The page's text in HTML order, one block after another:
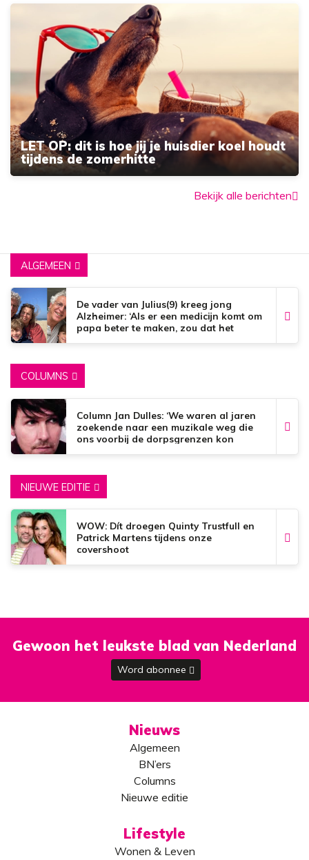
LET OP: dit is hoe jij je huisdier koel houdt
tijdens de zomerhitte
Bekijk alle berichten
ALGEMEEN
De vader van Julius(9) kreeg jong
Alzheimer: ‘Als er een medicijn komt om
papa beter te maken, zou dat het
COLUMNS
Column Jan Dulles: ‘We waren al jaren
zoekende naar een muzikale weg die
ons voorbij de dorpsgrenzen kon
NIEUWE EDITIE
WOW: Dít droegen Quinty Trustfull en
Patrick Martens tijdens onze
covershoot
Gewoon het leukste blad van Nederland
Word abonnee
Nieuws
Algemeen
BN’ers
Columns
Nieuwe editie
Lifestyle
Wonen & Leven